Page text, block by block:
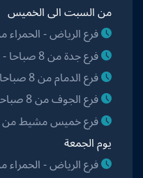
من السبت الى الخميس
فرع الرياض - الحمراء من 8 صباحا - 11 مساءا
فرع جدة من 8 صباحا - 11 مساءا
فرع الدمام من 8 صباحا - 10 مساءا
فرع الجوف من 8 صباحا - 9 مساءا
فرع خميس مشيط من 8 صباحا - 10 مساءا
يوم الجمعة
فرع الرياض - الحمراء من 2 مساءا - 11 مساءا